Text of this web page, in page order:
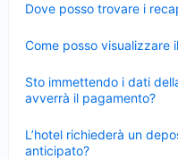
Dove posso trovare i
chiuso
Come posso visualizzare
chiuso
Sto immettendo i dati
avverrà il pagamento?
chiuso
L’hotel richiederà un
anticipato?
chiuso